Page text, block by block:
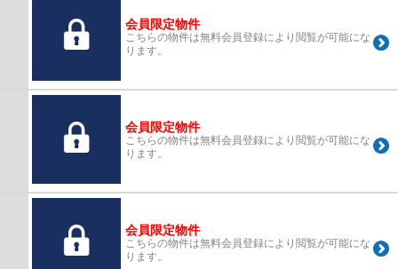
会員限定物件
こちらの物件は無料会員登録により閲覧が可能にな
ります。
会員限定物件
こちらの物件は無料会員登録により閲覧が可能にな
ります。
会員限定物件
こちらの物件は無料会員登録により閲覧が可能にな
ります。